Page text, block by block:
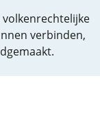
verbinden,